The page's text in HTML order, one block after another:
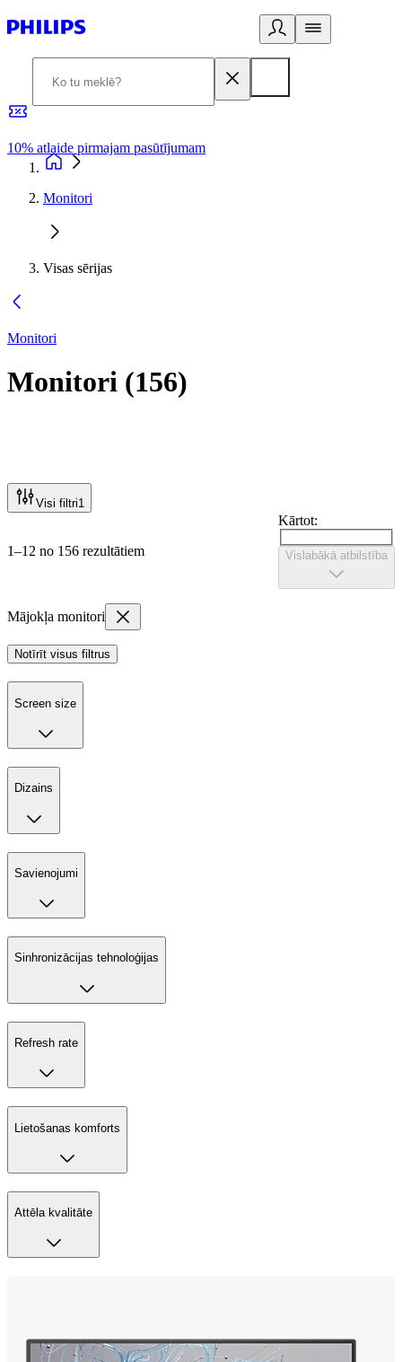
10% atlaide pirmajam pasūtījumam
Monitori
Visas sērijas
Monitori
Monitori (156)
Visi filtri1
1–12 no 156 rezultātiem
Kārtot:
Vislabākā atbilstība
Mājokļa monitori
Notīrīt visus filtrus
Screen size
Dizains
Savienojumi
Sinhronizācijas tehnoloģijas
Refresh rate
Lietošanas komforts
Attēla kvalitāte